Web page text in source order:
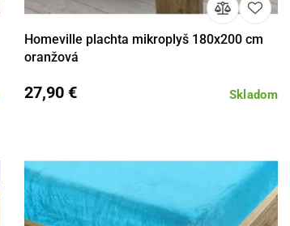
Detail Do košíka
Homeville plachta mikroplyš 180x200 cm
oranžová
Skladom
27,90 €